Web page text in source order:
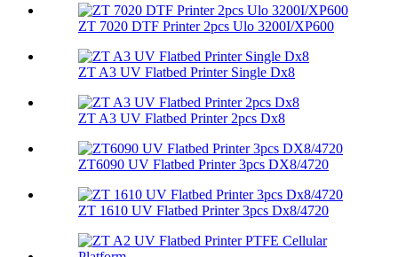
ZT 7020 DTF Printer 2pcs Ulo 3200I/XP600
ZT A3 UV Flatbed Printer Single Dx8
ZT A3 UV Flatbed Printer 2pcs Dx8
ZT6090 UV Flatbed Printer 3pcs DX8/4720
ZT 1610 UV Flatbed Printer 3pcs Dx8/4720